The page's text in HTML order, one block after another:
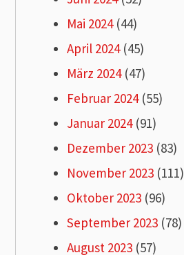
Mai 2024(44)
April 2024(45)
März 2024(47)
Februar 2024(55)
Januar 2024(91)
Dezember 2023 (83)
November 2023 (111)
Oktober 2023 (96)
September 2023 (78)
August 2023 (57)